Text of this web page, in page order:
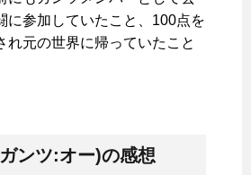
に参加していたこと、100点を
れ元の世界に帰っていたこと
ンツ:オー)の感想